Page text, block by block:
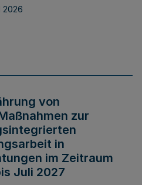
2026
von
zur
in
im Zeitraum
Juli 2027